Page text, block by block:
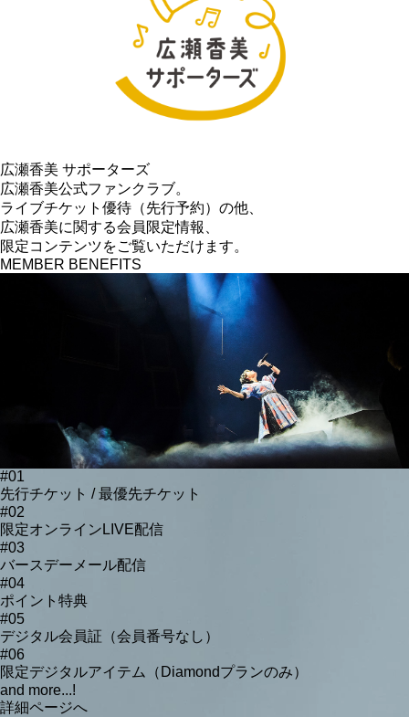
広瀬香美 サポーターズ
広瀬香美公式ファンクラブ。
ライブチケット優待（先行予約）の他、
広瀬香美に関する会員限定情報、
限定コンテンツをご覧いただけます。
MEMBER BENEFITS
#01
先行チケット / 最優先チケット
#02
限定オンラインLIVE配信
#03
バースデーメール配信
#04
ポイント特典
#05
デジタル会員証（会員番号なし）
#06
限定デジタルアイテム（Diamondプランのみ）
and more...!
詳細ページへ